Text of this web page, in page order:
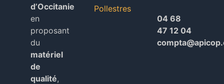
d’Occitanie
en
proposant
du
matériel
de
qualité,
Pollestres
04 68
47 12 04